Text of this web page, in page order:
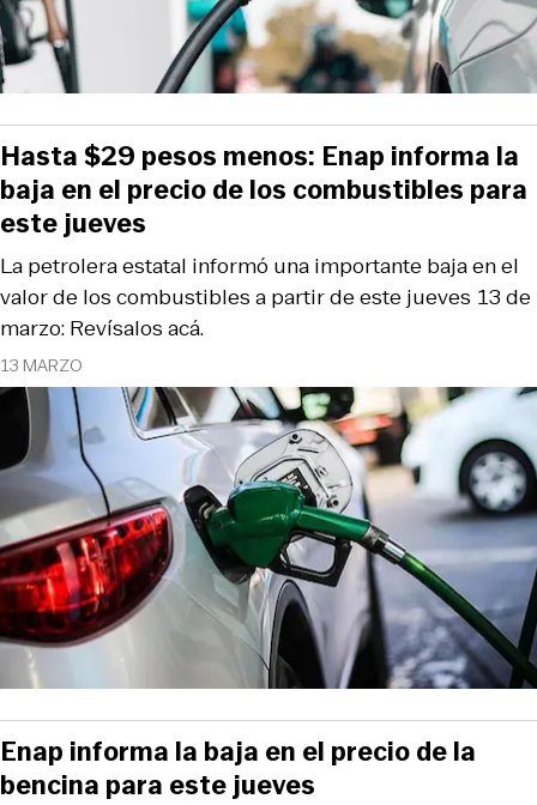
13 MARZO
La petrolera estatal informó una importante baja en el
valor de los combustibles a partir de este jueves 13 de
marzo: Revísalos acá.
Hasta $29 pesos menos: Enap informa la
baja en el precio de los combustibles para
este jueves
Enap informa la baja en el precio de la
bencina para este jueves